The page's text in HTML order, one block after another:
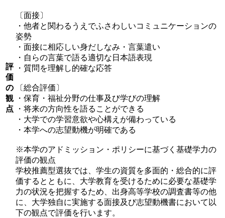
評
価
の
観
点
〔面接〕
・他者と関わるうえでふさわしいコミュニケーションの
姿勢
・面接に相応しい身だしなみ・言葉遣い
・自らの言葉で語る適切な日本語表現
・質問を理解し的確な応答
〔総合評価〕
・保育・福祉分野の仕事及び学びの理解
・将来の方向性を語ることができる
・大学での学習意欲や心構えが備わっている
・本学への志望動機が明確である
※本学のアドミッション・ポリシーに基づく基礎学力の
評価の観点
学校推薦型選抜では、学生の資質を多面的・総合的に評
価するとともに、大学教育を受けるために必要な基礎学
力の状況を把握するため、出身高等学校の調査書等の他
に、大学独自に実施する面接及び志望動機書において以
下の観点で評価を行います。